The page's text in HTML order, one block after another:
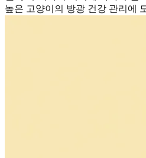
높은 고양이의 방광 건강 관리에